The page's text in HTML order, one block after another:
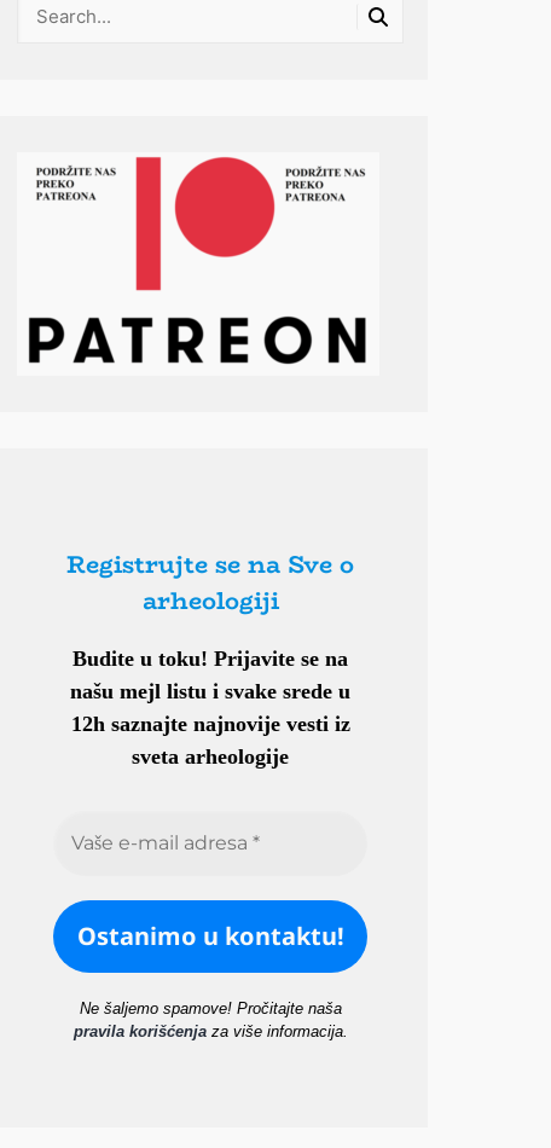
Registrujte se na Sve o
arheologiji
Budite u toku! Prijavite se na
našu mejl listu i svake srede u
12h saznajte najnovije vesti iz
sveta arheologije
Ne šaljemo spamove! Pročitajte naša
pravila korišćenjaza više informacija.